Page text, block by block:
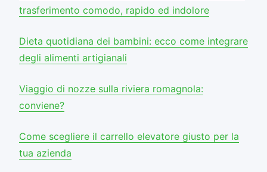
trasferimento comodo, rapido ed indolore
Dieta quotidiana dei bambini: ecco come integrare
degli alimenti artigianali
Viaggio di nozze sulla riviera romagnola:
conviene?
Come scegliere il carrello elevatore giusto per la
tua azienda